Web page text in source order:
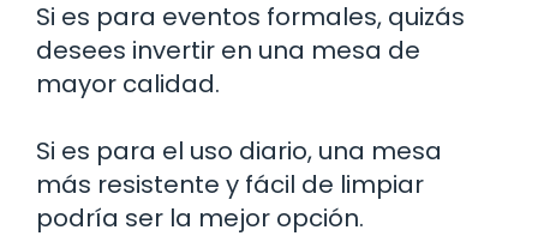
Si es para eventos formales, quizás
desees invertir en una mesa de
mayor calidad.
Si es para el uso diario, una mesa
más resistente y fácil de limpiar
podría ser la mejor opción.